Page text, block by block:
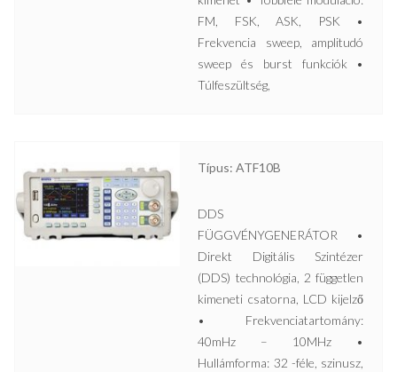
FM, FSK, ASK, PSK •
Frekvencia sweep, amplitudó
sweep és burst funkciók •
Túlfeszültség,
Típus: ATF10B
DDS
FÜGGVÉNYGENERÁTOR •
Direkt Digitális Szintézer
(DDS) technológia, 2 független
kimeneti csatorna, LCD kijelző
• Frekvenciatartomány:
40mHz – 10MHz •
Hullámforma: 32 -féle, szinusz,